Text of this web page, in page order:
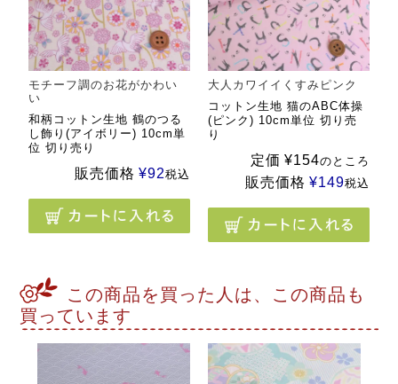
モチーフ調のお花がかわい
い
和柄コットン生地 鶴のつる
し飾り(アイボリー) 10cm単
位 切り売り
販売価格 ¥92税込
大人カワイイくすみピンク
コットン生地 猫のABC体操
(ピンク) 10cm単位 切り売
り
定価 ¥154のところ
販売価格 ¥149税込
この商品を買った人は、この商品も
買っています